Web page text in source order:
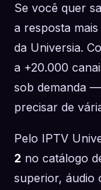
Se você quer
a resposta
da Universia.
a +20.000
sob demanda
precisar de
Pelo IPTV
2 no catálogo
superior, áudio